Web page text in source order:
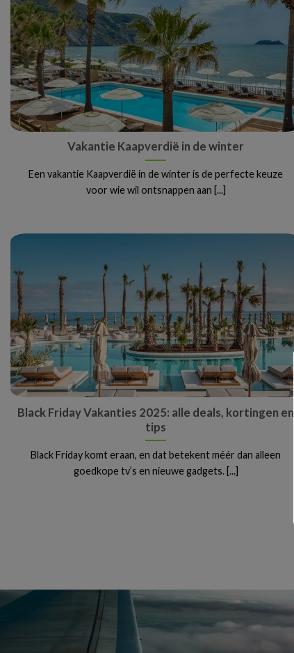
Vakantie Kaapverdië in de winter
Een vakantie Kaapverdië in de winter is de perfecte keuze
voor wie wil ontsnappen aan [...]
Black Friday Vakanties 2025: alle deals, kortingen en
tips
Black Friday komt eraan, en dat betekent méér dan alleen
goedkope tv’s en nieuwe gadgets. [...]